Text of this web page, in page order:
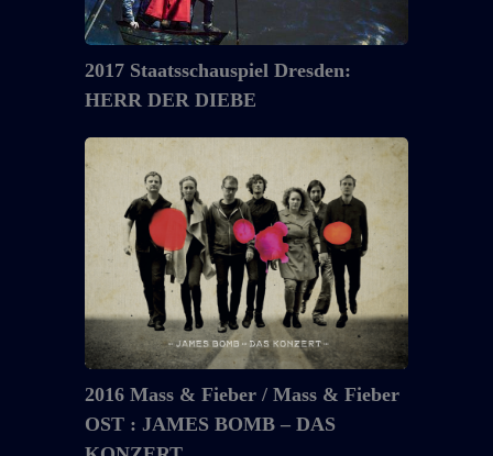
2017 Staatsschauspiel Dresden:
HERR DER DIEBE
2016
Fieber
OST
:2016 Mass & Fieber / Mass & Fieber
OST : JAMES BOMB – DAS